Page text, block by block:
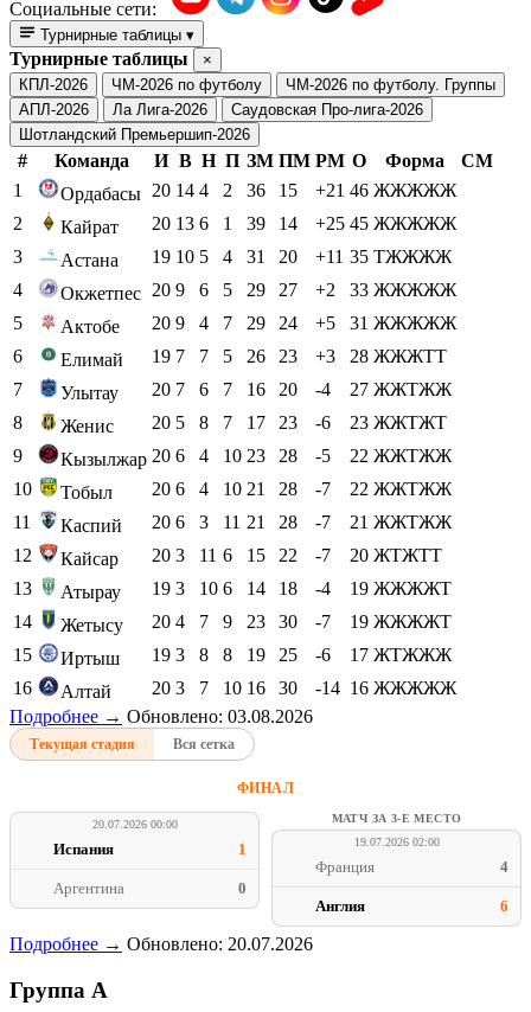
Социальные сети:
Турнирные таблицы ▾
Турнирные таблицы
×
КПЛ-2026
ЧМ-2026 по футболу
ЧМ-2026 по футболу. Группы
АПЛ-2026
Ла Лига-2026
Саудовская Про-лига-2026
Шотландский Премьершип-2026
# Команда И В Н П ЗМ ПМ РМ О Форма
СМ
1
Ордабасы 20 14 4 2 36 15 +21 46 ЖЖЖЖЖ
2
Кайрат 20 13 6 1 39 14 +25 45 ЖЖЖЖЖ
3
Астана 19 10 5 4 31 20 +11 35 ТЖЖЖЖ
4
Окжетпес 20 9 6 5 29 27 +2 33 ЖЖЖЖЖ
5
Актобе 20 9 4 7 29 24 +5 31 ЖЖЖЖЖ
6
Елимай 19 7 7 5 26 23 +3 28 ЖЖЖТТ
7
Улытау 20 7 6 7 16 20 -4 27 ЖЖТЖЖ
8
Женис 20 5 8 7 17 23 -6 23 ЖЖТЖТ
9
Кызылжар 20 6 4 10 23 28 -5 22 ЖЖТЖЖ
10
Тобыл 20 6 4 10 21 28 -7 22 ЖЖТЖЖ
11
Каспий 20 6 3 11 21 28 -7 21 ЖЖТЖЖ
12
Кайсар 20 3 11 6 15 22 -7 20 ЖТЖТТ
13
Атырау 19 3 10 6 14 18 -4 19 ЖЖЖЖТ
14
Жетысу 20 4 7 9 23 30 -7 19 ЖЖЖЖТ
15
Иртыш 19 3 8 8 19 25 -6 17 ЖТЖЖЖ
16
Алтай 20 3 7 10 16 30 -14 16 ЖЖЖЖЖ
Подробнее → Обновлено: 03.08.2026
Текущая стадия Вся сетка
ФИНАЛ
20.07.2026 00:00
Испания 1
Аргентина 0
МАТЧ ЗА 3-Е МЕСТО
19.07.2026 02:00
Франция 4
Англия 6
Подробнее → Обновлено: 20.07.2026
Группа A